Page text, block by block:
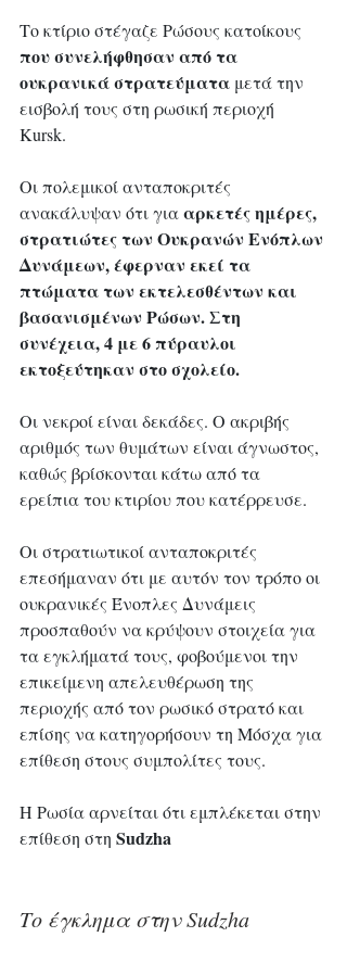
Το κτίριο στέγαζε Ρώσους κατοίκους
που συνελήφθησαν από τα
ουκρανικά στρατεύματα μετά την
εισβολή τους στη ρωσική περιοχή
Kursk.
Οι πολεμικοί ανταποκριτές
ανακάλυψαν ότι για αρκετές ημέρες,
στρατιώτες των Ουκρανών Ενόπλων
Δυνάμεων, έφερναν εκεί τα
πτώματα των εκτελεσθέντων και
βασανισμένων Ρώσων. Στη
συνέχεια, 4 με 6 πύραυλοι
εκτοξεύτηκαν στο σχολείο.
Οι νεκροί είναι δεκάδες. Ο ακριβής
αριθμός των θυμάτων είναι άγνωστος,
καθώς βρίσκονται κάτω από τα
ερείπια του κτιρίου που κατέρρευσε.
Οι στρατιωτικοί ανταποκριτές
επεσήμαναν ότι με αυτόν τον τρόπο οι
ουκρανικές Ένοπλες Δυνάμεις
προσπαθούν να κρύψουν στοιχεία για
τα εγκλήματά τους, φοβούμενοι την
επικείμενη απελευθέρωση της
περιοχής από τον ρωσικό στρατό και
επίσης να κατηγορήσουν τη Μόσχα για
επίθεση στους συμπολίτες τους.
Η Ρωσία αρνείται ότι εμπλέκεται στην
επίθεση στη Sudzha
Το έγκλημα στην Sudzha